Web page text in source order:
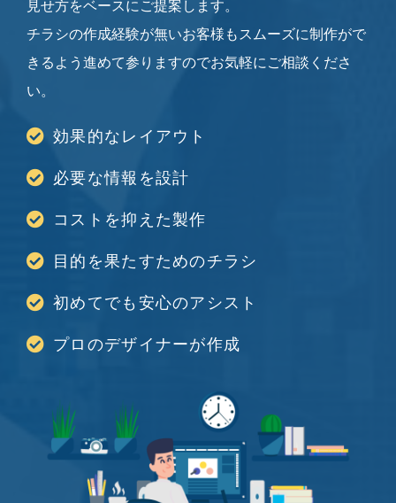
見せ方をベースにご提案します。
チラシの作成経験が無いお客様もスムーズに制作がで
きるよう進めて参りますのでお気軽にご相談くださ
い。
効果的なレイアウト
必要な情報を設計
コストを抑えた製作
目的を果たすためのチラシ
初めてでも安心のアシスト
プロのデザイナーが作成